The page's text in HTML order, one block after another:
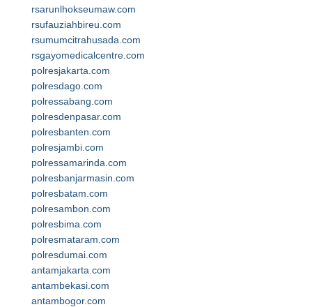
rsarunlhokseumaw.com
rsufauziahbireu.com
rsumumcitrahusada.com
rsgayomedicalcentre.com
polresjakarta.com
polresdago.com
polressabang.com
polresdenpasar.com
polresbanten.com
polresjambi.com
polressamarinda.com
polresbanjarmasin.com
polresbatam.com
polresambon.com
polresbima.com
polresmataram.com
polresdumai.com
antamjakarta.com
antambekasi.com
antambogor.com